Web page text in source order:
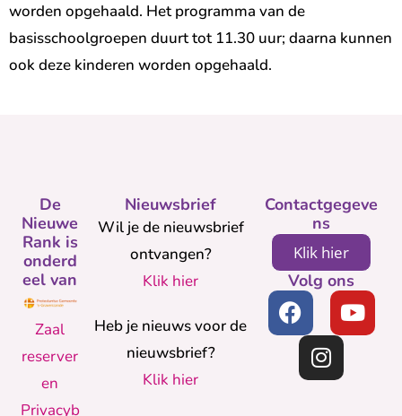
worden opgehaald. Het programma van de
basisschoolgroepen duurt tot 11.30 uur; daarna kunnen
ook deze kinderen worden opgehaald.
Nieuwsbrief
Wil je de nieuwsbrief
ontvangen?
Klik hier
Heb je nieuws voor de
nieuwsbrief?
Klik hier
De
Nieuwe
Rank is
onderd
eel van
Zaal
reserver
en
Privacyb
Contactgegeve
ns
Klik hier
Volg ons